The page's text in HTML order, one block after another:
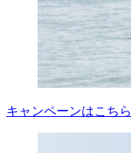
キャンペーンはこちら